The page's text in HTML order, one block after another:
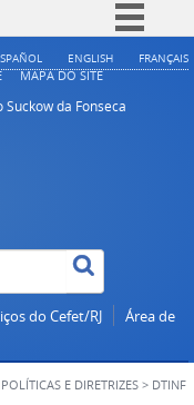
Simplifique!ENGLISH FRANÇAIS
MAPA DO SITE
da Fonseca
do Cefet/RJ
Área de
POLÍTICAS E DIRETRIZES > DTINF